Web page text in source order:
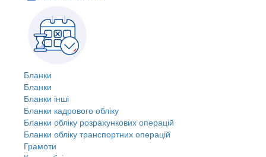
Бланки
Бланки
Бланки інші
Бланки кадрового обліку
Бланки обліку розрахункових операцій
Бланки обліку транспортних операцій
Грамоти